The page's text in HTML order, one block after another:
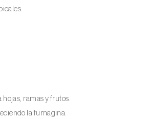
hojas, ramas y frutos.
la fumagina.